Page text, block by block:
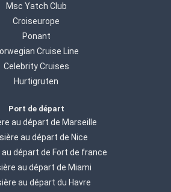
Msc Yatch Club
Croiseurope
Ponant
Cruise Line
Celebrity Cruises
Hurtigruten
Port de départ
au départ de Marseille
au départ de Nice
au départ de Fort de france
au départ de Miami
au départ du Havre